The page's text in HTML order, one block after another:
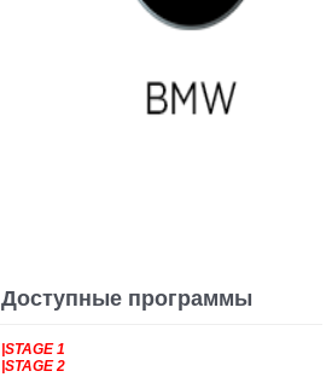
Доступные программы
|STAGE 1
|STAGE 2